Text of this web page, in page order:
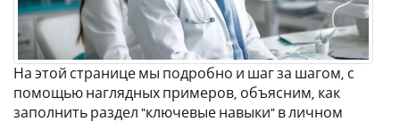
На этой странице мы подробно и шаг за шагом, с
помощью наглядных примеров, объясним, как
заполнить раздел "ключевые навыки" в личном